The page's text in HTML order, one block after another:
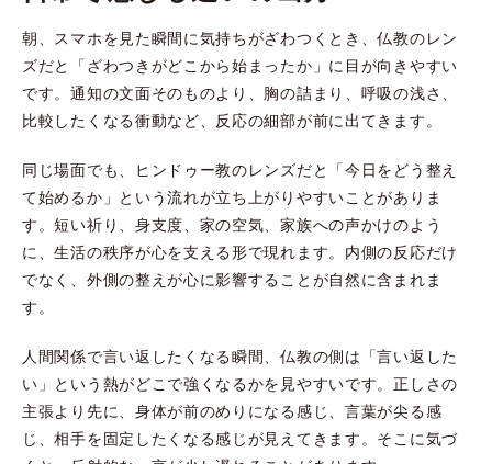
朝、スマホを見た瞬間に気持ちがざわつくとき、仏教のレン
ズだと「ざわつきがどこから始まったか」に目が向きやすい
です。通知の文面そのものより、胸の詰まり、呼吸の浅さ、
比較したくなる衝動など、反応の細部が前に出てきます。
同じ場面でも、ヒンドゥー教のレンズだと「今日をどう整え
て始めるか」という流れが立ち上がりやすいことがありま
す。短い祈り、身支度、家の空気、家族への声かけのよう
に、生活の秩序が心を支える形で現れます。内側の反応だけ
でなく、外側の整えが心に影響することが自然に含まれま
す。
人間関係で言い返したくなる瞬間、仏教の側は「言い返した
い」という熱がどこで強くなるかを見やすいです。正しさの
主張より先に、身体が前のめりになる感じ、言葉が尖る感
じ、相手を固定したくなる感じが見えてきます。そこに気づ